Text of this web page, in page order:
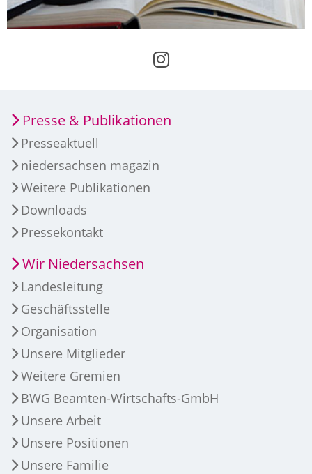
Presse & Publikationen
Presseaktuell
niedersachsen magazin
Weitere Publikationen
Downloads
Pressekontakt
Wir Niedersachsen
Landesleitung
Geschäftsstelle
Organisation
Unsere Mitglieder
Weitere Gremien
BWG Beamten-Wirtschafts-GmbH
Unsere Arbeit
Unsere Positionen
Unsere Familie